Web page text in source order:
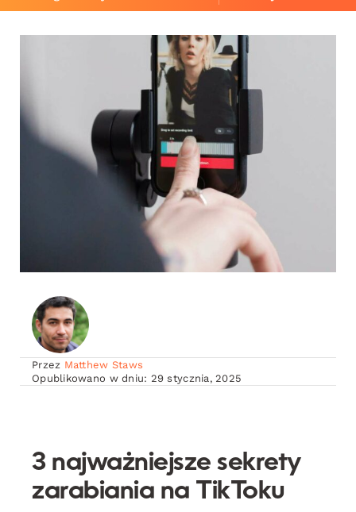
Przez Matthew Staws
Opublikowano w dniu: 29 stycznia, 2025
3 najważniejsze sekrety
zarabiania na TikToku